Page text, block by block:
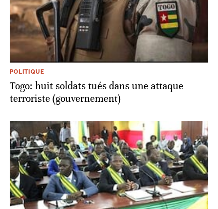
POLITIQUE
Togo: huit soldats tués dans une attaque
terroriste (gouvernement)